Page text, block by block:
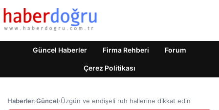
Güncel Haberler Firma Rehberi Forum
Çerez Politikası
Haberler›Güncel›Üzgün ​​ve endişeli ruh hallerine dikkat edin